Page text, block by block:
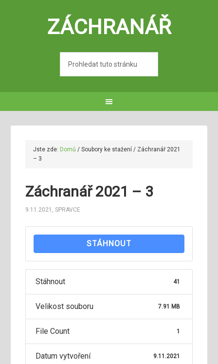
ZÁCHRANÁŘ
Jste zde: Domů / Soubory ke stažení/ Záchranář 2021
– 3
Záchranář 2021 – 3
9.11.2021 ,SPRAVCE
STÁHNOUT
Stáhnout 41
Velikost souboru 7.91 MB
File Count 1
Datum vytvoření 9.11.2021